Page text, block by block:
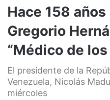
Hace 158
Gregorio
“Médico de los
El presidente de la
Venezuela, Nicolás
miércoles